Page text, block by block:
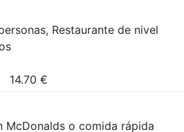
Restaurante de nivel
14.70 €
McDonalds o comida rápida